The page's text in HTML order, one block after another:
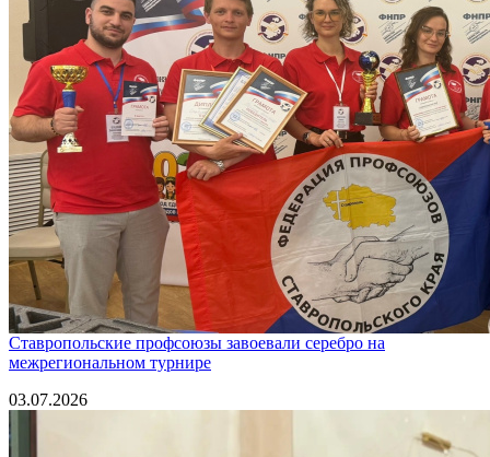
Ставропольские профсоюзы завоевали серебро на
межрегиональном турнире
03.07.2026